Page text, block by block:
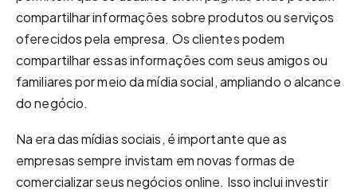
compartilhar informações sobre produtos ou serviços
oferecidos pela empresa. Os clientes podem
compartilhar essas informações com seus amigos ou
familiares por meio da mídia social, ampliando o alcance
do negócio.
Na era das mídias sociais, é importante que as
empresas sempre invistam em novas formas de
comercializar seus negócios online. Isso inclui investir